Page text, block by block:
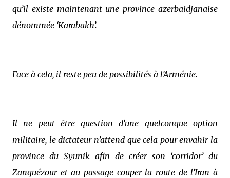
qu’il existe maintenant une province azerbaidjanaise
dénommée ‘Karabakh’.
Face à cela, il reste peu de possibilités à l’Arménie.
Il ne peut être question d’une quelconque option
militaire, le dictateur n’attend que cela pour envahir la
province du Syunik afin de créer son ‘corridor’ du
Zanguézour et au passage couper la route de l’Iran à